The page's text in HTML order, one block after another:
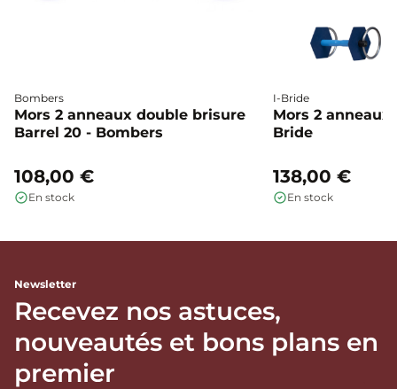
Bombers
Mors 2 anneaux double brisure
Barrel 20 - Bombers
108,00 €
En stock
I-Bride
Mors 2
Bride
138,00 €
En stock
Newsletter
Recevez nos astuces,
nouveautés et bons plans en
premier